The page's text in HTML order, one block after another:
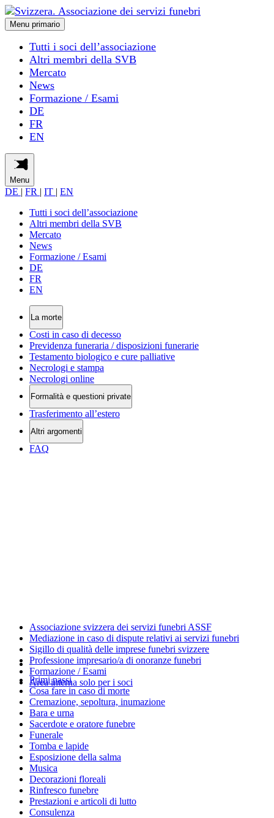
Menu primario
Tutti i soci dell’associazione
Altri membri della SVB
Mercato
News
Formazione / Esami
DE
FR
EN
Menu
DE | FR | IT | EN
Tutti i soci dell’associazione
Altri membri della SVB
Mercato
News
Formazione / Esami
DE
FR
EN
La morte
Costi in caso di decesso
Previdenza funeraria / disposizioni funerarie
Testamento biologico e cure palliative
Necrologi e stampa
Necrologi online
Formalità e questioni private
Trasferimento all’estero
Altri argomenti
FAQ
Primi passi
Cosa fare in caso di morte
Cremazione, sepoltura, inumazione
Bara e urna
Sacerdote e oratore funebre
Funerale
Tomba e lapide
Esposizione della salma
Musica
Decorazioni floreali
Rinfresco funebre
Prestazioni e articoli di lutto
Consulenza
Associazione svizzera dei servizi funebri ASSF
Mediazione in caso di dispute relativi ai servizi funebri
Sigillo di qualità delle imprese funebri svizzere
Professione impresario/a di onoranze funebri
Formazione / Esami
Area interna solo per i soci